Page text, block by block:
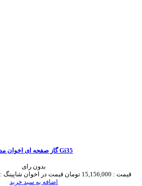
گاز صفحه ای اخوان مدل Gi35
بدون رای
قیمت : 15,156,000 تومان قیمت در اخوان شاپینگ :
اضافه به سبد خرید